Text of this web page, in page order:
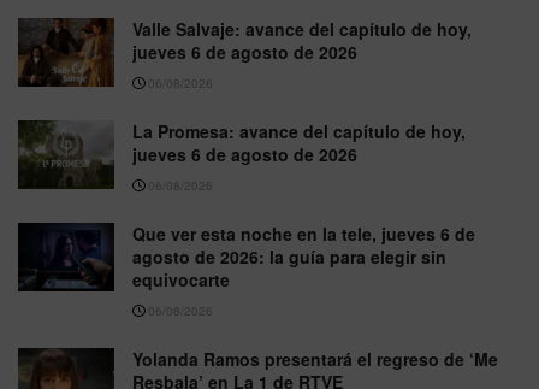
Valle Salvaje: avance del capítulo de hoy,
jueves 6 de agosto de 2026
06/08/2026
La Promesa: avance del capítulo de hoy,
jueves 6 de agosto de 2026
06/08/2026
Que ver esta noche en la tele, jueves 6 de
agosto de 2026: la guía para elegir sin
equivocarte
06/08/2026
Yolanda Ramos presentará el regreso de ‘Me
Resbala’ en La 1 de RTVE